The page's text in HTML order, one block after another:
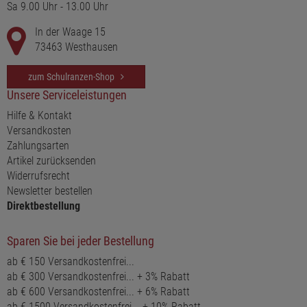
Umwelt geschützt wird.
Eigenschaften des Teenager Schulrucksacks Elite 2.0:
Der Teenager Schulrucksack Elite 2.0 aus unserer Walker Elite
Schulrucksack Kollektion präsentiert sich als ein cooler und
lässiger Begleiter für jeden Schüler. Es ist ein großartiges und
ergonomisches Komplettpaket, das Funktionalität und Stil
vereint.
Höhenverstellbares Tragesystem
Großes Hauptfach mit gepolstertem Laptopfach (bis zu 15
Zoll)
Vordertasche mit Organizer, inklusive Zipptasche,
Schlüsselanhänger, Steckfach und Stiftehalter
Tragegriff und Aufhängeschlaufe
Reflektierende Elemente für zusätzliche Sicherheit im
Straßenverkehr
Ergonomisch geformte Schulterriemen und verstellbarer
Brustgurt für optimalen Tragekomfort
Sa 9.00 Uhr - 13.00 Uhr
In der Waage 15
73463 Westhausen
zum Schulranzen-Shop
Unsere Serviceleistungen
Hilfe & Kontakt
Versandkosten
Zahlungsarten
Artikel zurücksenden
Widerrufsrecht
Newsletter bestellen
Direktbestellung
Sparen Sie bei jeder Bestellung
ab € 150 Versandkostenfrei...
ab € 300 Versandkostenfrei... + 3% Rabatt
ab € 600 Versandkostenfrei... + 6% Rabatt